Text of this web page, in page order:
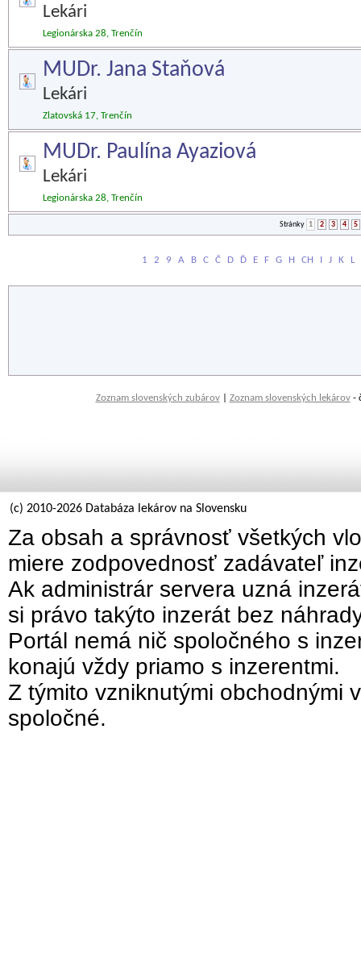
Lekári
Legionárska 28, Trenčín
MUDr. Jana Staňová
Lekári
Zlatovská 17, Trenčín
MUDr. Paulína Ayaziová
Lekári
Legionárska 28, Trenčín
Stránky 1 2 3 4 5
1 2 9 A B C Č D Ď E F G H CH I J K L
Zoznam slovenských zubárov| Zoznam slovenských lekárov-
(c) 2010-2026 Databáza lekárov na Slovensku
Za obsah a správnosť všetkých
miere zodpovednosť zadávateľ
Ak administrár servera uzná
si právo takýto inzerát bez
Portál nemá nič spoločného s
konajú vždy priamo s inzerentmi.
Z týmito vzniknutými obchodnými
spoločné.